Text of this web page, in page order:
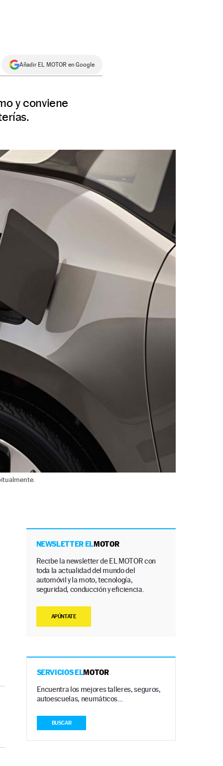
Añadir EL MOTOR en Google
y conviene
NEWSLETTER ELMOTOR
Recibe la newsletter de EL MOTOR con
toda la actualidad del mundo del
automóvil y la moto, tecnología,
seguridad, conducción y eficiencia.
APÚNTATE
SERVICIOS ELMOTOR
Encuentra los mejores talleres, seguros,
autoescuelas, neumáticos…
BUSCAR